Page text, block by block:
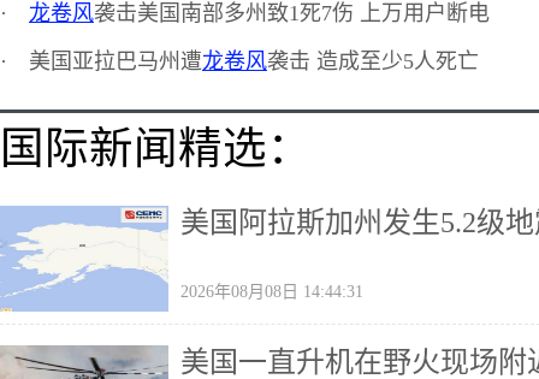
· 龙卷风袭击美国南部多州致1死7伤 上万用户断电
· 美国亚拉巴马州遭龙卷风袭击 造成至少5人死亡
国际新闻精选：
美国阿拉斯加州发生5.2级
2026年08月08日 14:44:31
美国一直升机在野火现场